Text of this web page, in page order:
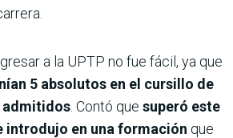
a la UPTP no fue fácil, ya que
5 absolutos en el cursillo de
admitidos . Contó que superó este
introdujo en una formación que